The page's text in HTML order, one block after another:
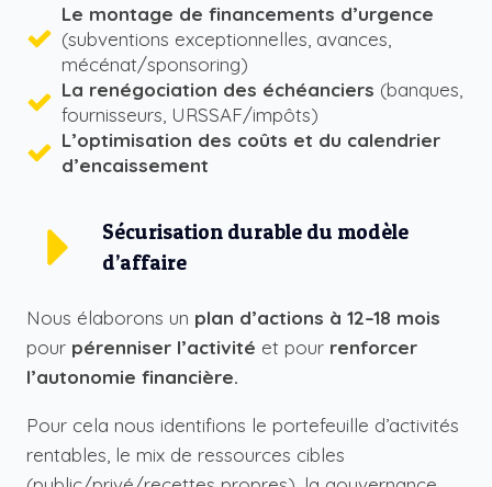
Le montage de financements d’urgence
(subventions exceptionnelles, avances,
mécénat/sponsoring)
La renégociation des échéanciers (banques,
fournisseurs, URSSAF/impôts)
L’optimisation des coûts et du calendrier
d’encaissement
Sécurisation durable du modèle
d’affaire
Nous élaborons un plan d’actions à 12–18 mois
pour pérenniser l’activité et pour renforcer
l’autonomie financière.
Pour cela nous identifions le portefeuille d’activités
rentables, le mix de ressources cibles